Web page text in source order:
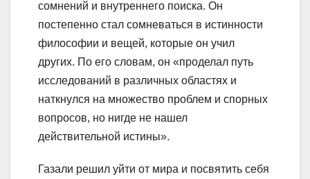
сомнений и внутреннего поиска. Он
постепенно стал сомневаться в истинности
философии и вещей, которые он учил
других. По его словам, он «проделал путь
исследований в различных областях и
наткнулся на множество проблем и спорных
вопросов, но нигде не нашел
действительной истины».
Газали решил уйти от мира и посвятить себя